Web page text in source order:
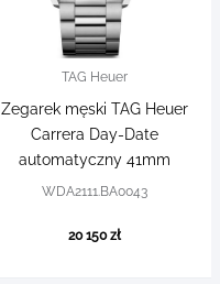
TAG Heuer
Zegarek męski TAG Heuer
Carrera Day-Date
automatyczny 41mm
WDA2111.BA0043
20 150 zł